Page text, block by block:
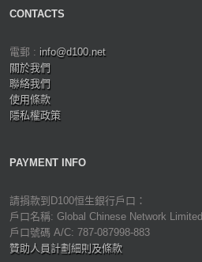
CONTACTS
電郵 : info@d100.net
關於我們
聯絡我們
使用條款
隱私權政策
PAYMENT INFO
請捐款到D100恒生銀行戶口：
戶口名稱: Global Chinese Network Limited
戶口號碼 A/C: 787-087998-883
贊助人員計劃細則及條款